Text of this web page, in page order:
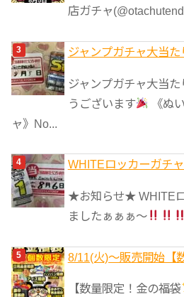
店ガチャ
ジャンプガチャ大当た
ジャンプガチャ大当た
うございます
《ぬ
ャ》No...
WHITEロッカーガチ
★お知らせ★ WHITE
ましたぁぁぁ～
8/11(火)～販売開始【
【数量限定！金の福袋